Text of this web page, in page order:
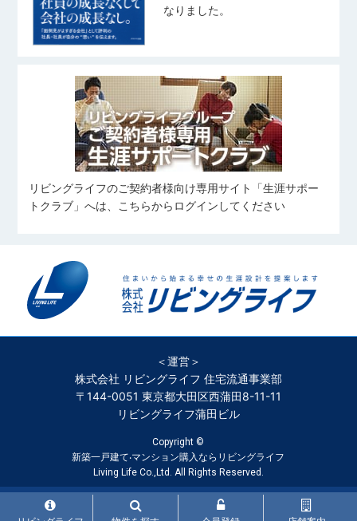
なりました。
リビングライフのご契約者様向け専用サイト「生涯サポー
トクラブ」へは、こちらからログインしてください
＜運営＞
株式会社 リビングライフ 住宅流通事業部
〒144-0051 東京都大田区西蒲田8-11-11
リビングライフ蒲田ビル
Copyright ©
新築一戸建て‧マンション購入ならリビングライフ
Living Life Co.,Ltd. All Rights Reserved.